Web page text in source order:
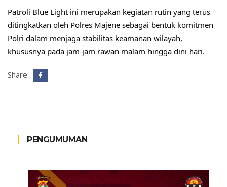
Patroli Blue Light ini merupakan kegiatan rutin yang terus
ditingkatkan oleh Polres Majene sebagai bentuk komitmen
Polri dalam menjaga stabilitas keamanan wilayah,
khususnya pada jam-jam rawan malam hingga dini hari.
Share:
PENGUMUMAN